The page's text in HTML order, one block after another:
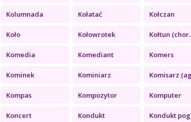
Kolumnada Kołatać Kołczan
Koło Kołowrotek Kołtun
Komedia Komediant Komers
Kominek Kominiarz Komisarz
Kompas Kompozytor Komputer
Koncert Kondukt Kondukt